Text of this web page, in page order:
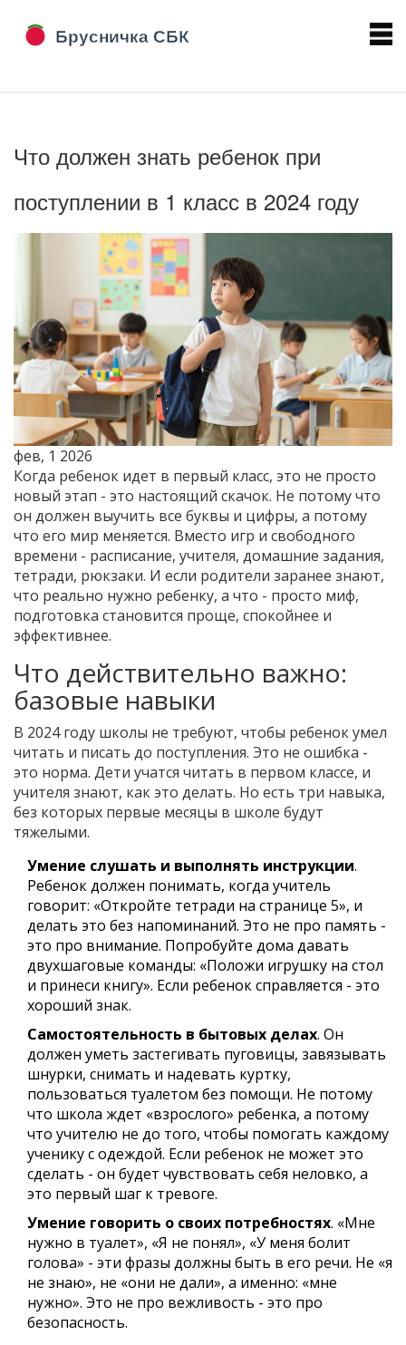
Что должен знать ребенок при
поступлении в 1 класс в 2024 году
фев, 1 2026
Когда ребенок идет в первый класс, это не просто
новый этап - это настоящий скачок. Не потому что
он должен выучить все буквы и цифры, а потому
что его мир меняется. Вместо игр и свободного
времени - расписание, учителя, домашние задания,
тетради, рюкзаки. И если родители заранее знают,
что реально нужно ребенку, а что - просто миф,
подготовка становится проще, спокойнее и
эффективнее.
Что действительно важно:
базовые навыки
В 2024 году школы не требуют, чтобы ребенок умел
читать и писать до поступления. Это не ошибка -
это норма. Дети учатся читать в первом классе, и
учителя знают, как это делать. Но есть три навыка,
без которых первые месяцы в школе будут
тяжелыми.
Умение слушать и выполнять инструкции.
Ребенок должен понимать, когда учитель
говорит: «Откройте тетради на странице 5», и
делать это без напоминаний. Это не про память -
это про внимание. Попробуйте дома давать
двухшаговые команды: «Положи игрушку на стол
и принеси книгу». Если ребенок справляется - это
хороший знак.
Самостоятельность в бытовых делах. Он
должен уметь застегивать пуговицы, завязывать
шнурки, снимать и надевать куртку,
пользоваться туалетом без помощи. Не потому
что школа ждет «взрослого» ребенка, а потому
что учителю не до того, чтобы помогать каждому
ученику с одеждой. Если ребенок не может это
сделать - он будет чувствовать себя неловко, а
это первый шаг к тревоге.
Умение говорить о своих потребностях. «Мне
нужно в туалет», «Я не понял», «У меня болит
голова» - эти фразы должны быть в его речи. Не «я
не знаю», не «они не дали», а именно: «мне
нужно». Это не про вежливость - это про
безопасность.